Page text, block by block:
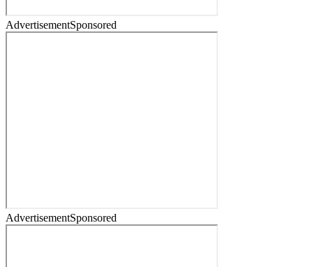
AdvertisementSponsored
AdvertisementSponsored